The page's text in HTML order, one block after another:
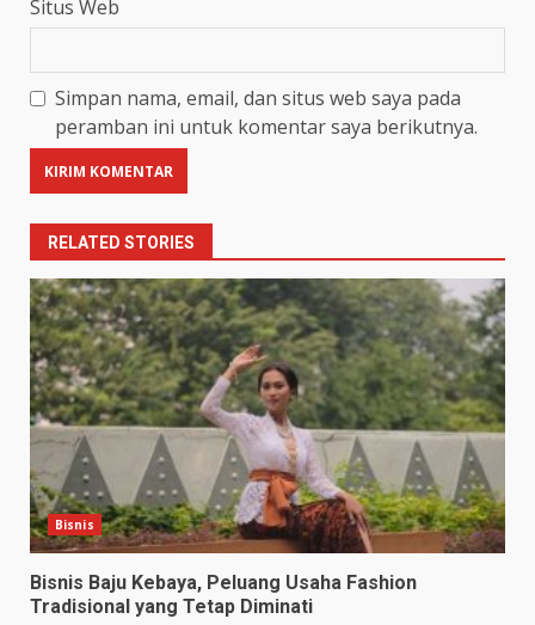
Situs Web
Simpan nama, email, dan situs web saya pada
peramban ini untuk komentar saya berikutnya.
RELATED STORIES
Bisnis
Bisnis Baju Kebaya, Peluang Usaha Fashion
Tradisional yang Tetap Diminati